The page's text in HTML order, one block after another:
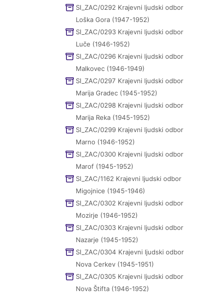
SI_ZAC/0292 Krajevni ljudski odbor
Loška Gora (1947-1952)
SI_ZAC/0293 Krajevni ljudski odbor
Luče (1946-1952)
SI_ZAC/0296 Krajevni ljudski odbor
Malkovec (1946-1949)
SI_ZAC/0297 Krajevni ljudski odbor
Marija Gradec (1945-1952)
SI_ZAC/0298 Krajevni ljudski odbor
Marija Reka (1945-1952)
SI_ZAC/0299 Krajevni ljudski odbor
Marno (1946-1952)
SI_ZAC/0300 Krajevni ljudski odbor
Marof (1945-1952)
SI_ZAC/1162 Krajevni ljudski odbor
Migojnice (1945-1946)
SI_ZAC/0302 Krajevni ljudski odbor
Mozirje (1946-1952)
SI_ZAC/0303 Krajevni ljudski odbor
Nazarje (1945-1952)
SI_ZAC/0304 Krajevni ljudski odbor
Nova Cerkev (1945-1951)
SI_ZAC/0305 Krajevni ljudski odbor
Nova Štifta (1946-1952)